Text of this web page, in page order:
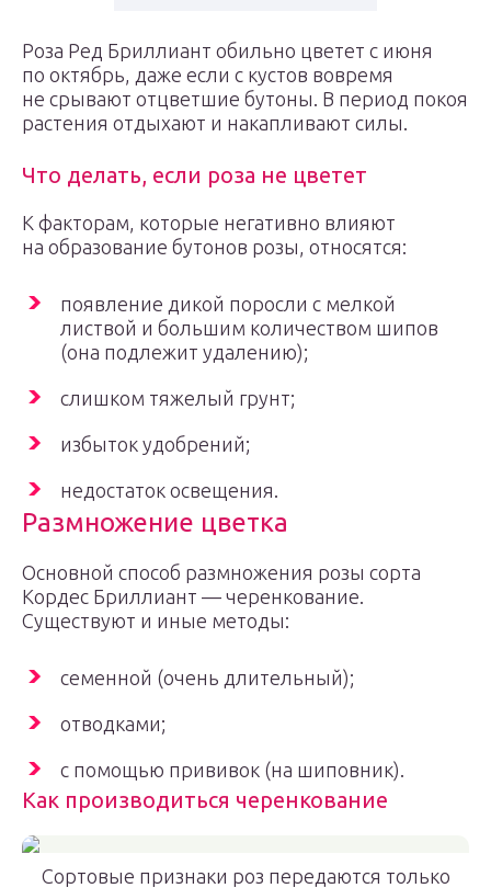
Роза Ред Бриллиант обильно цветет с июня
по октябрь, даже если с кустов вовремя
не срывают отцветшие бутоны. В период покоя
растения отдыхают и накапливают силы.
Что делать, если роза не цветет
К факторам, которые негативно влияют
на образование бутонов розы, относятся:
появление дикой поросли с мелкой
листвой и большим количеством шипов
(она подлежит удалению);
слишком тяжелый грунт;
избыток удобрений;
недостаток освещения.
Размножение цветка
Основной способ размножения розы сорта
Кордес Бриллиант — черенкование.
Существуют и иные методы:
семенной (очень длительный);
отводками;
с помощью прививок (на шиповник).
Как производиться черенкование
Сортовые признаки роз передаются только